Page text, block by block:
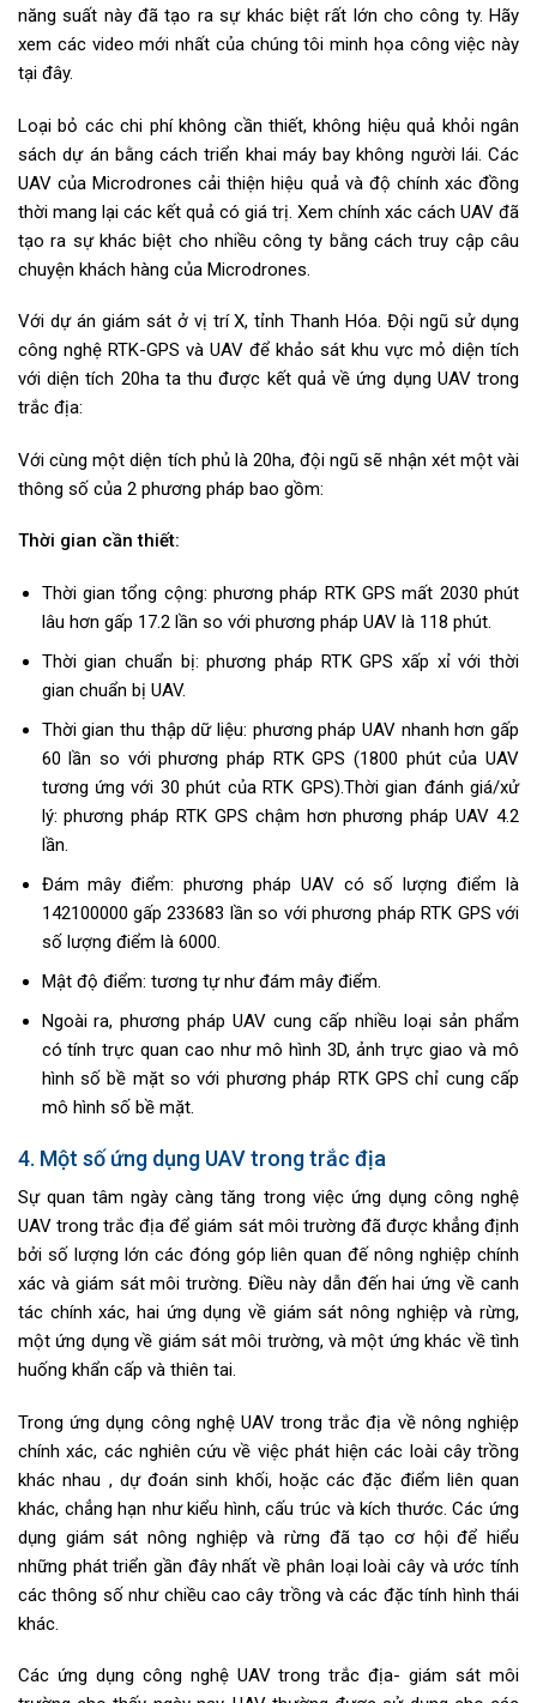
năng suất này đã tạo ra sự khác biệt rất lớn cho công ty. Hãy
xem các video mới nhất của chúng tôi minh họa công việc này
tại đây.
Loại bỏ các chi phí không cần thiết, không hiệu quả khỏi ngân
sách dự án bằng cách triển khai máy bay không người lái. Các
UAV của Microdrones cải thiện hiệu quả và độ chính xác đồng
thời mang lại các kết quả có giá trị. Xem chính xác cách UAV đã
tạo ra sự khác biệt cho nhiều công ty bằng cách truy cập câu
chuyện khách hàng của Microdrones.
Với dự án giám sát ở vị trí X, tỉnh Thanh Hóa. Đội ngũ sử dụng
công nghệ RTK-GPS và UAV để khảo sát khu vực mỏ diện tích
với diện tích 20ha ta thu được kết quả về ứng dụng UAV trong
trắc địa:
Với cùng một diện tích phủ là 20ha, đội ngũ sẽ nhận xét một vài
thông số của 2 phương pháp bao gồm:
Thời gian cần thiết:
Thời gian tổng cộng: phương pháp RTK GPS mất 2030 phút
lâu hơn gấp 17.2 lần so với phương pháp UAV ­là 118 phút.
Thời gian chuẩn bị: phương pháp RTK GPS xấp xỉ với thời
gian chuẩn bị UAV.
Thời gian thu thập dữ liệu: phương pháp UAV nhanh hơn gấp
60 lần so với phương pháp RTK GPS (1800 phút của UAV
tương ứng với 30 phút của RTK GPS).Thời gian đánh giá/xử
lý: phương pháp RTK GPS chậm hơn phương pháp UAV 4.2
lần.
Đám mây điểm: phương pháp UAV có số lượng điểm là
142100000 gấp 233683 lần so với phương pháp RTK GPS với
số lượng điểm là 6000.
Mật độ điểm: tương tự như đám mây điểm.
Ngoài ra, phương pháp UAV cung cấp nhiều loại sản phẩm
có tính trực quan cao như mô hình 3D, ảnh trực giao và mô
hình số bề mặt so với phương pháp RTK GPS chỉ cung cấp
mô hình số bề mặt.
4. Một số ứng dụng UAV trong trắc địa
Sự quan tâm ngày càng tăng trong việc ứng dụng công nghệ
UAV trong trắc địa để giám sát môi trường đã được khẳng định
bởi số lượng lớn các đóng góp liên quan đế nông nghiệp chính
xác và giám sát môi trường. Điều này dẫn đến hai ứng về canh
tác chính xác, hai ứng dụng về giám sát nông nghiệp và rừng,
một ứng dụng về giám sát môi trường, và một ứng khác về tình
huống khẩn cấp và thiên tai.
Trong ứng dụng công nghệ UAV trong trắc địa về nông nghiệp
chính xác, các nghiên cứu về việc phát hiện các loài cây trồng
khác nhau , dự đoán sinh khối, hoặc các đặc điểm liên quan
khác, chẳng hạn như kiểu hình, cấu trúc và kích thước. Các ứng
dụng giám sát nông nghiệp và rừng đã tạo cơ hội để hiểu
những phát triển gần đây nhất về phân loại loài cây và ước tính
các thông số như chiều cao cây trồng và các đặc tính hình thái
khác.
Các ứng dụng công nghệ UAV trong trắc địa- giám sát môi